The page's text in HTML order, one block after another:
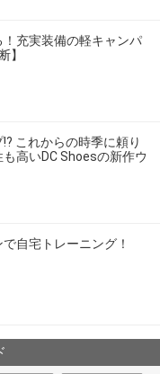
充実装備の軽キャンパ
】
これからの時季に頼り
高いDC Shoesの新作ウ
自宅トレーニング！